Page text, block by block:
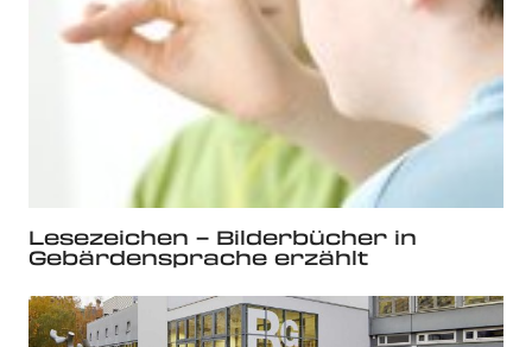
Lesezeichen – Bilderbücher in
Gebärdensprache erzählt